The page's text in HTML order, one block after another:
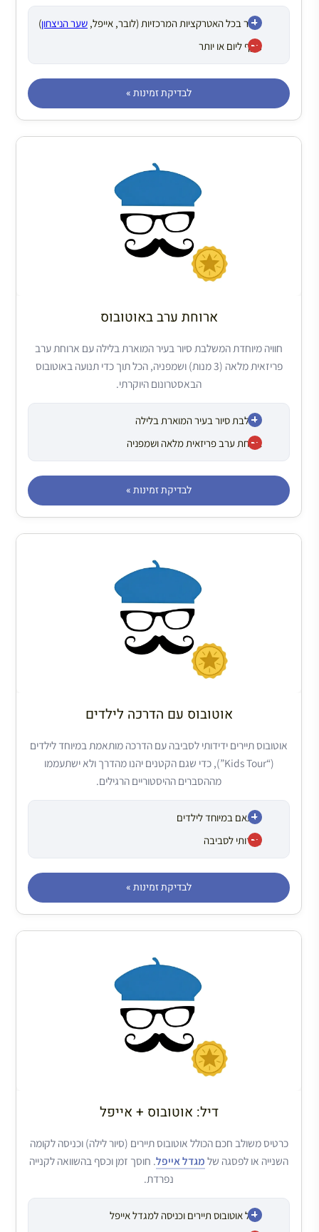
עובר בכל האטרקציות המרכזיות (לובר, אייפל, שער הניצחון)
תקף ליום או יותר
לבדיקת זמינות »
ארוחת ערב באוטובוס
משלבת סיור בעיר המוארת בלילה
ארוחת ערב פריזאית מלאה ושמפניה
חוויה מיוחדת המשלבת סיור בעיר המוארת בלילה עם ארוחת ערב
פריזאית מלאה (3 מנות) ושמפניה, הכל תוך כדי תנועה באוטובוס
הבאסטרונום היוקרתי.
לבדיקת זמינות »
אוטובוס עם הדרכה לילדים
מותאם במיוחד לילדים
ידידותי לסביבה
אוטובוס תיירים ידידותי לסביבה עם הדרכה מותאמת במיוחד לילדים
(“Kids Tour”), כדי שגם הקטנים יהנו מהדרך ולא ישתעממו
מההסברים ההיסטוריים הרגילים.
לבדיקת זמינות »
דיל: אוטובוס + אייפל
כולל אוטובוס תיירים וכניסה למגדל אייפל
כרטיס משולב חכם הכולל אוטובוס תיירים (סיור לילה) וכניסה לקומה
השנייה או לפסגה של מגדל אייפל. חוסך זמן וכסף בהשוואה לקנייה
נפרדת.